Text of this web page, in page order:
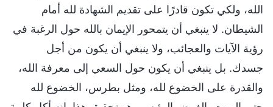
الله، ولكي تكون قادرًا على تقديم الشهادة لله أمام
الشيطان. لا ينبغي أن يتمحور الإيمان بالله حول الرغبة في
رؤية الآيات والعجائب، ولا ينبغي أن يكون من أجل
جسدك. بل ينبغي أن يكون حول السعي إلى معرفة الله،
والقدرة على الخضوع لله، ومثل بطرس، الخضوع لله